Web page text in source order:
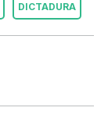
DICTADURA